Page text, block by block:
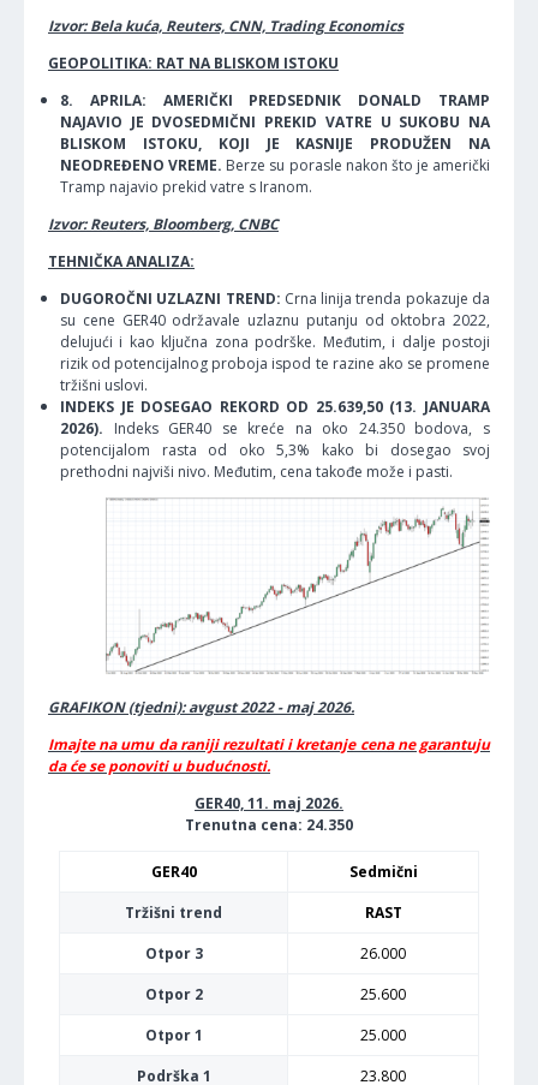
Izvor: Bela kuća, Reuters, CNN, Trading Economics
GEOPOLITIKA: RAT NA BLISKOM ISTOKU
8. APRILA: AMERIČKI PREDSEDNIK DONALD TRAMP
NAJAVIO JE DVOSEDMIČNI PREKID VATRE U SUKOBU NA
BLISKOM ISTOKU, KOJI JE KASNIJE PRODUŽEN NA
NEODREĐENO VREME. Berze su porasle nakon što je američki
Tramp najavio prekid vatre s Iranom.
Izvor: Reuters, Bloomberg, CNBC
TEHNIČKA ANALIZA:
DUGOROČNI UZLAZNI TREND: Crna linija trenda pokazuje da
su cene GER40 održavale uzlaznu putanju od oktobra 2022,
delujući i kao ključna zona podrške. Međutim, i dalje postoji
rizik od potencijalnog proboja ispod te razine ako se promene
tržišni uslovi.
INDEKS JE DOSEGAO REKORD OD 25.639,50 (13. JANUARA
2026). Indeks GER40 se kreće na oko 24.350 bodova, s
potencijalom rasta od oko 5,3% kako bi dosegao svoj
prethodni najviši nivo. Međutim, cena takođe može i pasti.
GRAFIKON (tjedni): avgust 2022 - maj 2026.
Imajte na umu da raniji rezultati i kretanje cena ne garantuju
da će se ponoviti u budućnosti.
GER40, 11. maj 2026.
Trenutna cena: 24.350
GER40
Sedmični
Tržišni trend
RAST
Otpor 3
26.000
Otpor 2
25.600
Otpor 1
25.000
Podrška 1
23.800